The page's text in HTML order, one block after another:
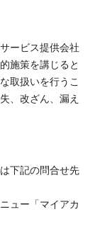
ービス提供会社
施策を講じると
取扱いを行うこ
、改ざん、漏え
下記の問合せ先
ュー「マイアカ